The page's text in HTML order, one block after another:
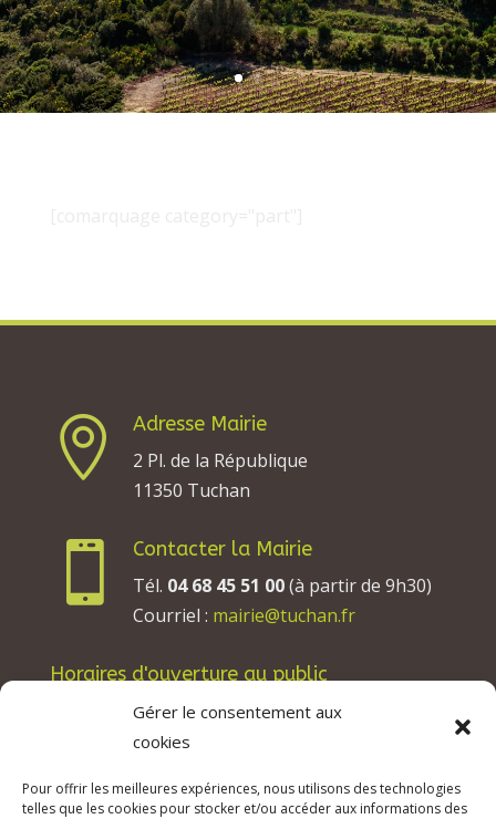
Gérer le consentement aux
cookies
Pour offrir les meilleures expériences, nous utilisons des technologies
telles que les cookies pour stocker et/ou accéder aux informations des

Adresse Mairie
2 Pl. de la République
11350 Tuchan

Contacter la Mairie
Tél. 04 68 45 51 00(à partir de 9h30)
Courriel : mairie@tuchan.fr
Horaires d'ouverture au public
Les lundis, mardis et jeudis : de 8h à 12h et de
13h30 à 17h30.
Les vendredis : de 8h à 12h.